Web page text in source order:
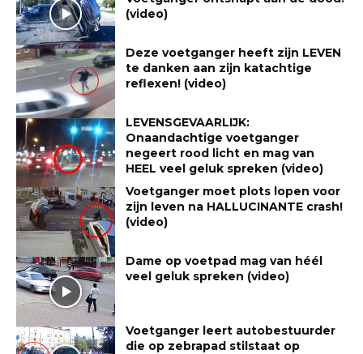
(video)
Deze voetganger heeft zijn LEVEN
te danken aan zijn katachtige
reflexen! (video)
LEVENSGEVAARLIJK:
Onaandachtige voetganger
negeert rood licht en mag van
HEEL veel geluk spreken (video)
Voetganger moet plots lopen voor
zijn leven na HALLUCINANTE crash!
(video)
Dame op voetpad mag van héél
veel geluk spreken (video)
Voetganger leert autobestuurder
die op zebrapad stilstaat op